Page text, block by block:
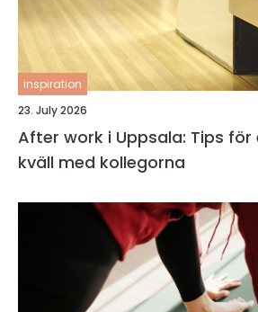
inspiration
23. July 2026
After work i Uppsala: Tips
kväll med kollegorna